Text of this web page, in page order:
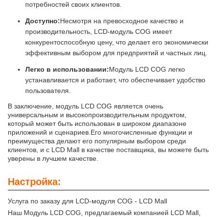
потребностей своих клиентов.
Доступно:Несмотря на превосходное качество и
производительность, LCD-модуль COG имеет
конкурентоспособную цену, что делает его экономически
эффективным выбором для предприятий и частных лиц.
Легко в использовании:Модуль LCD COG легко
устанавливается и работает, что обеспечивает удобство
пользователя.
В заключение, модуль LCD COG является очень
универсальным и высокопроизводительным продуктом,
который может быть использован в широком диапазоне
приложений и сценариев.Его многочисленные функции и
преимущества делают его популярным выбором среди
клиентов, и с LCD Mall в качестве поставщика, вы можете быть
уверены в лучшем качестве.
Настройка:
Услуга по заказу для LCD-модуля COG - LCD Mall
Наш Модуль LCD COG, предлагаемый компанией LCD Mall,